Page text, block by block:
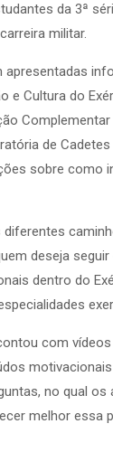
da 3ª
militar.
apresentadas
e Cultura do
de
sobre como
deseja
dentro do
com
no qual os
melhor essa